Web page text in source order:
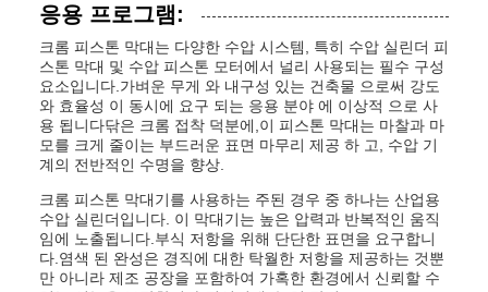
응용 프로그램:
크롬 피스톤 막대는 다양한 수압 시스템, 특히 수압 실린더 피
스톤 막대 및 수압 피스톤 모터에서 널리 사용되는 필수 구성
요소입니다.가벼운 무게 와 내구성 있는 건축물 으로써 강도
와 효율성 이 동시에 요구 되는 응용 분야 에 이상적 으로 사
용 됩니다닦은 크롬 접착 덕분에,이 피스톤 막대는 마찰과 마
모를 크게 줄이는 부드러운 표면 마무리 제공 하 고, 수압 기
계의 전반적인 수명을 향상.
크롬 피스톤 막대기를 사용하는 주된 경우 중 하나는 산업용
수압 실린더입니다. 이 막대기는 높은 압력과 반복적인 움직
임에 노출됩니다.부식 저항을 위해 단단한 표면을 요구합니
다.염색 된 완성은 경직에 대한 탁월한 저항을 제공하는 것뿐
만 아니라 제조 공장을 포함하여 가혹한 환경에서 신뢰할 수